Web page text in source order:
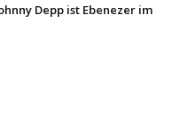
Depp ist Ebenezer im